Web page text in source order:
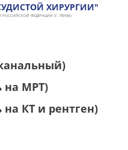
ХИРУРГИИ"
РОССИЙСКОЙ ФЕДЕРАЦИИ (Г. ПЕНЗА)
на МРТ)
на КТ и рентген)